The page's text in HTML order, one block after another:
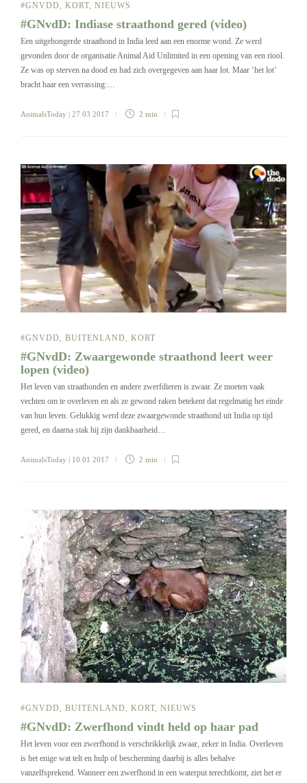
#GNVDD, KORT, NIEUWS
#GNvdD: Indiase straathond gered (video)
Een uitgehongerde straathond in India leed aan een enorme wond. Ze werd
gevonden door de organisatie Animal Aid Unlimited in een opening van een riool.
Ze was op sterven na dood en had zich overgegeven aan haar lot. Maar ‘het lot’
bracht haar een verrassing:…
AnimalsToday | 27 03 2017 2 min
#GNVDD, BUITENLAND, KORT
#GNvdD: Zwaargewonde straathond leert weer
lopen (video)
Het leven van straathonden en andere zwerfdieren is zwaar. Ze moeten vaak
vechten om te overleven en als ze gewond raken betekent dat regelmatig het einde
van hun leven. Gelukkig werd deze zwaargewonde straathond uit India op tijd
gered, en daarna stak hij zijn dankbaarheid…
AnimalsToday | 10 01 2017 2 min
#GNVDD, BUITENLAND, KORT, NIEUWS
#GNvdD: Zwerfhond vindt held op haar pad
Het leven voor een zwerfhond is verschrikkelijk zwaar, zeker in India. Overleven
is het enige wat telt en hulp of bescherming daarbij is alles behalve
vanzelfsprekend. Wanneer een zwerfhond in een waterput terechtkomt, ziet het er